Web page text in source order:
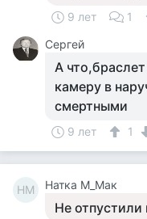
9 лет 1
Сергей
А
камеру в
смертными
9 лет 1
НМ Натка М_Мак
Не